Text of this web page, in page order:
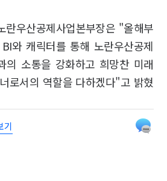
란우산공제사업본부장은 "올해부
와 캐릭터를 통해 노란우산공제
의 소통을 강화하고 희망찬 미래
로서의 역할을 다하겠다"고 밝혔
기